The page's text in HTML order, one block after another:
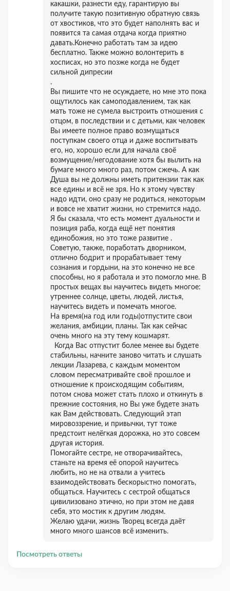
какашки, разнести еду, гарантирую вы
получите такую позитивную обратную связь
от хвостиков, что это будет наполнять вас и
появится та самая отдача когда приятно
давать.Конечно работать там за идею
бесплатно. Также можно волонтерить в
хосписах, но это позже когда не будет
сильной дипресии
.
Вы пишите что не осуждаете, но мне это пока
ощутилось как самоподавлением, так как
мать тоже не сумела выстроить отношения с
отцом, в последствии и с детьми, как человек
Вы имеете полное право возмущаться
поступкам своего отца и даже воспитывать
его, но, хорошо если для начала своё
возмущение/негодование хотя бы вылить на
бумаге много много раз, потом сжечь. А как
Душа вы не должны иметь притензии так как
все едины и всё не зря. Но к этому чувству
надо идти, оно сразу не родиться, некоторым
и вовсе не хватит жизни, но стремится надо.
Я бы сказала, что есть момент дуальности и
позиция раба, когда ещё нет понятия
единобожия, но это тоже развитие .
Советую, также, поработать дворником,
отлично бодрит и прорабатывает тему
сознания и гордыни, на это конечно не все
способны, но я работала и это помогло мне. В
простых вещах вы научитесь видеть многое:
утреннее солнце, цветы, людей, листья,
научитесь видеть и помечать многое.
На время(на год или годы)отпустите свои
желания, амбиции, планы. Так как сейчас
очень много на эту тему кошмарят.
Когда Вас отпустит более менее вы будете
стабильны, начните заново читать и слушать
лекции Лазарева, с каждым моментом
словом пересматривайте своё прошлое и
отношение к происходящим событиям,
потом снова может стать плохо и откинуть в
прежние состояния, но Вы уже будете знать
как Вам действовать. Следующий этап
мировоззрение, и привычки, тут тоже
предстоит нелёгкая дорожка, но это совсем
другая история.
Помогайте сестре, не отворачивайтесь,
станьте на время её опорой научитесь
любить, но не на отвали а учитесь
взаимодействовать бескорыстно помогать,
общаться. Научитесь с сестрой общаться
цивилизовано этично, но при этом не давя
себя, это мостик к другим людям.
Желаю удачи, жизнь Творец всегда даёт
много много шансов всё изменить.
Посмотреть ответы